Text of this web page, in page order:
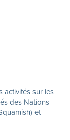
activités sur les
des Nations
et